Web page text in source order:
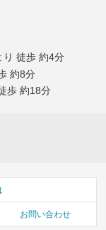
り 徒歩 約4分
約8分
歩 約18分
お問い合わせ